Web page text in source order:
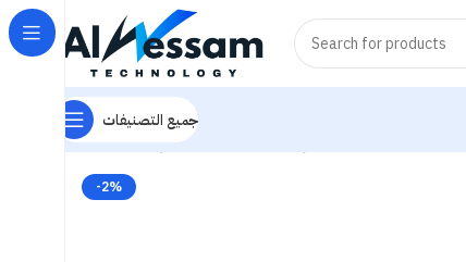
جميع التصنيفات
Home هاردات - Hardware
-2%